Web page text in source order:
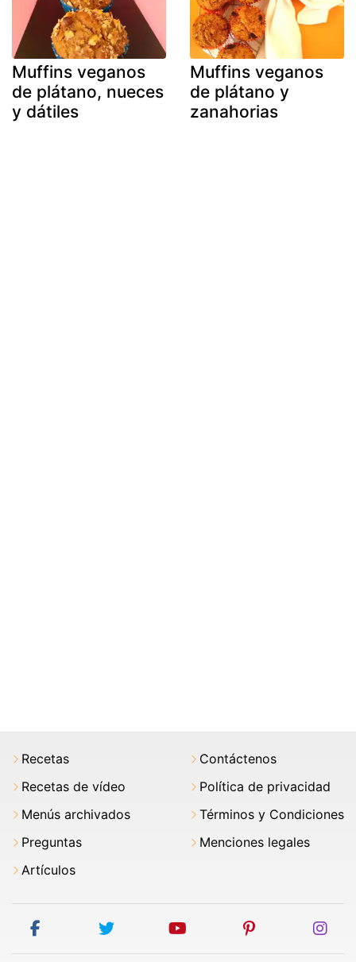
Muffins veganos
de plátano, nueces
y dátiles
Muffins veganos
de plátano y
zanahorias
Recetas
Recetas de vídeo
Menús archivados
Preguntas
Artículos
Contáctenos
Política de privacidad
Términos y Condiciones
Menciones legales
facebook twitter youtube pinterest